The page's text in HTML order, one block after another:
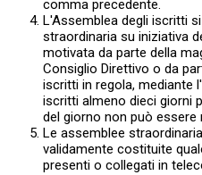
comma precedente.
L'Assemblea degli iscritti
straordinaria su iniziativa
motivata da parte della
Consiglio Direttivo o da
iscritti in regola, mediante
iscritti almeno dieci giorni
del giorno non può essere
Le assemblee
validamente costituite
presenti o collegati in